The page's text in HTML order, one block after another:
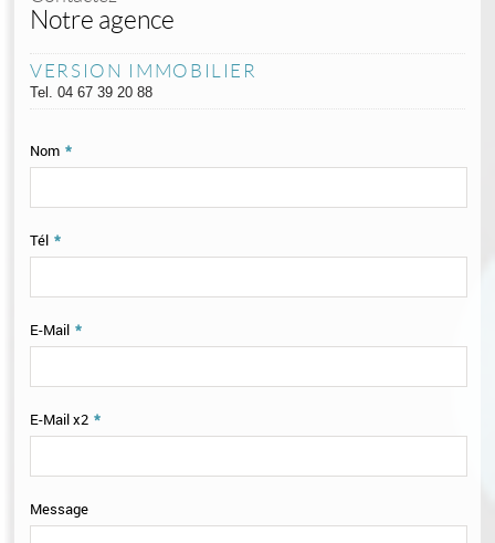
Notre agence
VERSION IMMOBILIER
Tel. 04 67 39 20 88
Nom *
Tél *
E-Mail *
E-Mail x2 *
Message